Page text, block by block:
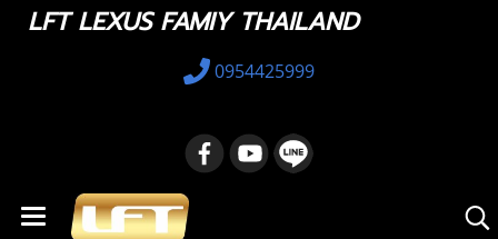
LFT LEXUS FAMIY THAILAND
0954425999